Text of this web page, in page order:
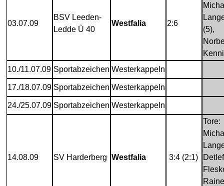
03.07.09
BSV Leeden-
Ledde Ü 40
Westfalia 2:6
(5),
10./11.07.09 Sportabzeichen Westerkappeln
17./18.07.09 Sportabzeichen Westerkappeln
24./25.07.09 Sportabzeichen Westerkappeln
14.08.09 SV Harderberg Westfalia 3:4 (2:1)
Tore:
Detlef